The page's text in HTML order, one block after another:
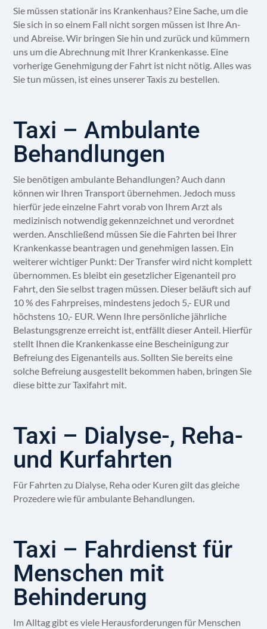
Sie müssen stationär ins Krankenhaus? Eine Sache, um die
Sie sich in so einem Fall nicht sorgen müssen ist Ihre An-
und Abreise. Wir bringen Sie hin und zurück und kümmern
uns um die Abrechnung mit Ihrer Krankenkasse. Eine
vorherige Genehmigung der Fahrt ist nicht nötig. Alles was
Sie tun müssen, ist eines unserer Taxis zu bestellen.
Taxi – Ambulante
Behandlungen
Sie benötigen ambulante Behandlungen? Auch dann
können wir Ihren Transport übernehmen. Jedoch muss
hierfür jede einzelne Fahrt vorab von Ihrem Arzt als
medizinisch notwendig gekennzeichnet und verordnet
werden. Anschließend müssen Sie die Fahrten bei Ihrer
Krankenkasse beantragen und genehmigen lassen. Ein
weiterer wichtiger Punkt: Der Transfer wird nicht komplett
übernommen. Es bleibt ein gesetzlicher Eigenanteil pro
Fahrt, den Sie selbst tragen müssen. Dieser beläuft sich auf
10 % des Fahrpreises, mindestens jedoch 5,- EUR und
höchstens 10,- EUR. Wenn Ihre persönliche jährliche
Belastungsgrenze erreicht ist, entfällt dieser Anteil. Hierfür
stellt Ihnen die Krankenkasse eine Bescheinigung zur
Befreiung des Eigenanteils aus. Sollten Sie bereits eine
solche Befreiung ausgestellt bekommen haben, bringen Sie
diese bitte zur Taxifahrt mit.
Taxi – Dialyse-, Reha-
und Kurfahrten
Für Fahrten zu Dialyse, Reha oder Kuren gilt das gleiche
Prozedere wie für ambulante Behandlungen.
Taxi – Fahrdienst für
Menschen mit
Behinderung
Im Alltag gibt es viele Herausforderungen für Menschen